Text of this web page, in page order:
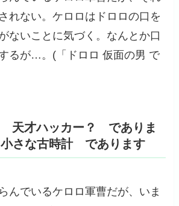
れない。ケロロはドロロの口を
ないことに気づく。なんとか口
るが…。(「ドロロ 仮面の男 で
天才ハッカー？ でありま
さな古時計 であります
んでいるケロロ軍曹だが、いま